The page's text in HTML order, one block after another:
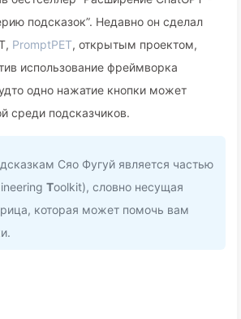
подсказок”. Недавно он сделал
PromptPET, открытым проектом,
использование фреймворка
одно нажатие кнопки может
среди подсказчиков.
Сяо Фугуй является частью
Toolkit), словно несущая
которая может помочь вам